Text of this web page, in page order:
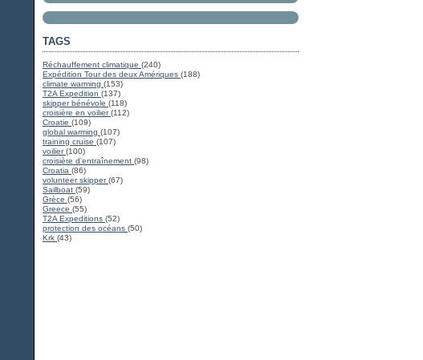
TAGS
Réchauffement climatique (240)
Expédition Tour des deux Amériques (188)
climate warming (153)
T2A Expedition (137)
skipper bénévole (118)
croisière en voilier(112)
Croatie (109)
global warming (107)
training cruise (107)
voilier(100)
croisière d'entraînement (98)
Croatia (86)
volunteer skipper(67)
Sailboat (59)
Grèce (56)
Greece (55)
T2A Expeditions (52)
protection des océans (50)
Krk (43)